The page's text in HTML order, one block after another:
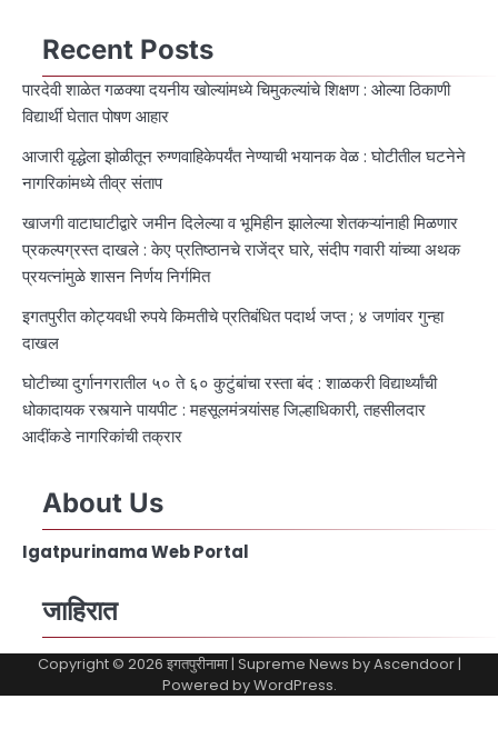
Recent Posts
पारदेवी शाळेत गळक्या दयनीय खोल्यांमध्ये चिमुकल्यांचे शिक्षण : ओल्या ठिकाणी
विद्यार्थी घेतात पोषण आहार
आजारी वृद्धेला झोळीतून रुग्णवाहिकेपर्यंत नेण्याची भयानक वेळ : घोटीतील घटनेने
नागरिकांमध्ये तीव्र संताप
खाजगी वाटाघाटीद्वारे जमीन दिलेल्या व भूमिहीन झालेल्या शेतकऱ्यांनाही मिळणार
प्रकल्पग्रस्त दाखले : केए प्रतिष्ठानचे राजेंद्र घारे, संदीप गवारी यांच्या अथक
प्रयत्नांमुळे शासन निर्णय निर्गमित
इगतपुरीत कोट्यवधी रुपये किमतीचे प्रतिबंधित पदार्थ जप्त ; ४ जणांवर गुन्हा
दाखल
घोटीच्या दुर्गानगरातील ५० ते ६० कुटुंबांचा रस्ता बंद : शाळकरी विद्यार्थ्यांची
धोकादायक रस्त्याने पायपीट : महसूलमंत्र्यांसह जिल्हाधिकारी, तहसीलदार
आदींकडे नागरिकांची तक्रार
About Us
Igatpurinama Web Portal
जाहिरात
Copyright © 2026 इगतपुरीनामा| Supreme News byAscendoor|
Powered byWordPress.